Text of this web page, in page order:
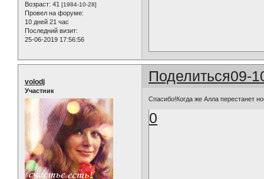
Возраст: 41 [1984-10-28]
Провел на форуме:
10 дней 21 час
Последний визит:
25-06-2019 17:56:56
Поделиться09-
volodj
Участник
Спасибо!Когда же Алла перестанет
0